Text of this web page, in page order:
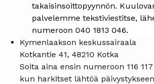
takaisinsoittopyynnön.
palvelemme tekstiviestitse,
numeroon 040 1813 046.
Kymenlaakson keskussairaala
Kotkantie 41, 48210 Kotka
Soita aina ensin numeroon 116
kun harkitset lähtöä